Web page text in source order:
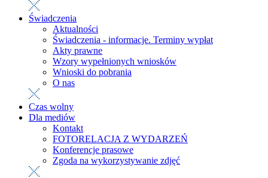
Świadczenia
Aktualności
Świadczenia - informacje. Terminy wypłat
Akty prawne
Wzory wypełnionych wniosków
Wnioski do pobrania
O nas
Czas wolny
Dla mediów
Kontakt
FOTORELACJA Z WYDARZEŃ
Konferencje prasowe
Zgoda na wykorzystywanie zdjęć